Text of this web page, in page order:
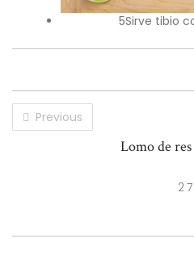
5Sirve tibio
Previous
Lomo de